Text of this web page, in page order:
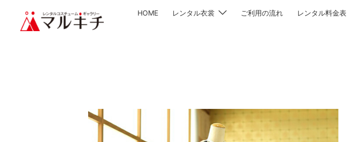
HOME レンタル衣裳 ご利用の流れ レンタル料金表